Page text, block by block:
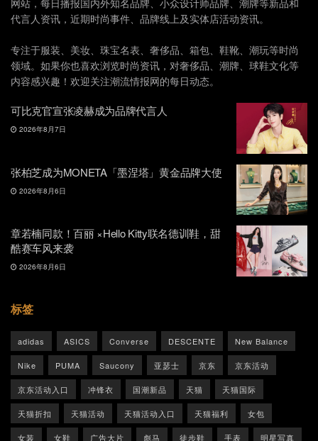
网站，每日播报国内外知名品牌、小众设计师品牌、潮牌等新品和
代言人资讯，近期时尚事件、品牌线上及实体店活动资讯。
专注于服装、美妆、珠宝名表、奢侈品、箱包、鞋靴、潮玩等时尚
领域。如果你也喜欢浏览时尚资讯，对奢侈品、潮牌、球鞋文化等
内容感兴趣！欢迎关注潮流情报网的每日动态。
可比克官宣张凌赫成为品牌代言人
2026年8月7日
张柏芝成为MONETA「墨涅塔」黄金品牌大使
2026年8月6日
章若楠同款！百丽 ×Hello Kitty联名德训鞋，甜
酷赛车风来袭
2026年8月6日
标签
adidas ASICS Converse DESCENTE New Balance
Nike PUMA Saucony 亚瑟士 京东 京东活动
京东活动入口 冲锋衣 国潮新品 天猫 天猫国际
天猫折扣 天猫活动 天猫活动入口 天猫福利 女包
女装 女鞋 广告大片 彪马 徒步鞋 手表 明星写真